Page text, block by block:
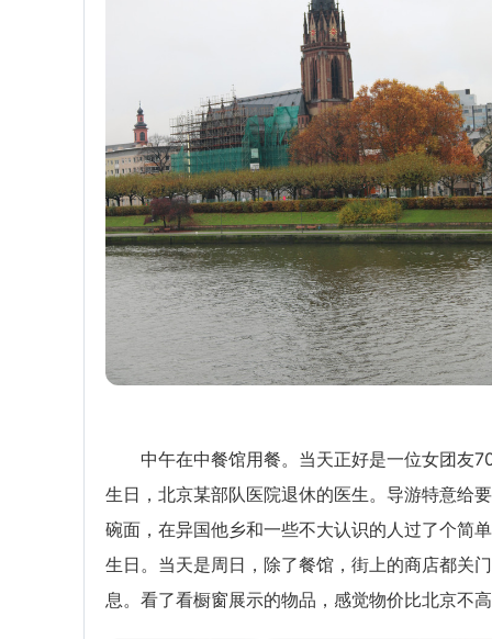
中午在中餐馆用餐。当天正好是一位女团友
生日，北京某部队医院退休的医生。导游特意给
碗面，在异国他乡和一些不大认识的人过了个简
生日。当天是周日，除了餐馆，街上的商店都关
息。看了看橱窗展示的物品，感觉物价比北京不